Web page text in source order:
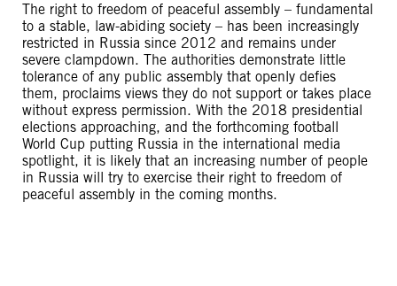
The right to freedom of peaceful assembly – fundamental
to a stable, law-abiding society – has been increasingly
restricted in Russia since 2012 and remains under
severe clampdown. The authorities demonstrate little
tolerance of any public assembly that openly defies
them, proclaims views they do not support or takes place
without express permission. With the 2018 presidential
elections approaching, and the forthcoming football
World Cup putting Russia in the international media
spotlight, it is likely that an increasing number of people
in Russia will try to exercise their right to freedom of
peaceful assembly in the coming months.